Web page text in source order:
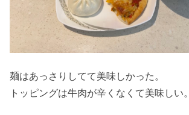
麺はあっさりしてて美味しかった。
トッピングは牛肉が辛くなくて美味しい。